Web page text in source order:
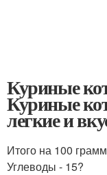
Куриные
Куриные
легкие и
Итого на 100
Углеводы - 15?